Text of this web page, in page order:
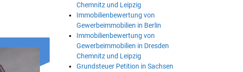
Chemnitz und Leipzig
Immobilienbewertung von
Gewerbeimmobilien in Berlin
Immobilienbewertung von
Gewerbeimmobilien in Dresden
Chemnitz und Leipzig
Grundsteuer Petition in Sachsen